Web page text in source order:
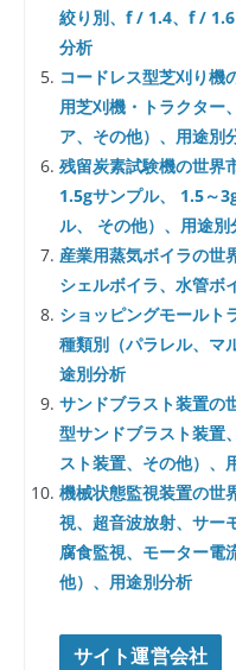
絞り別、f / 1.4、f /
分析
コードレス型芝刈り機
用芝刈機・トラクター
ア、その他）、用途別
残留炭素試験機の世界
1.5gサンプル、 1.5～
ル、 その他）、用途別
産業用蒸気ボイラの世
シェルボイラ、水管ボ
ショッピングモールト
種類別（パラレル、マ
途別分析
サンドブラスト装置の
型サンドブラスト装置
スト装置、その他）、
機械状態監視装置の世
視、超音波放射、サー
腐食監視、モーター電
他）、用途別分析
サイト運営会社